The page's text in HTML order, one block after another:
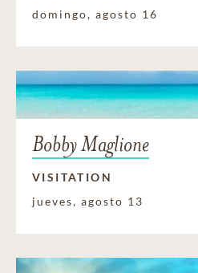
domingo, agosto 16
Bobby Maglione
VISITATION
jueves, agosto 13